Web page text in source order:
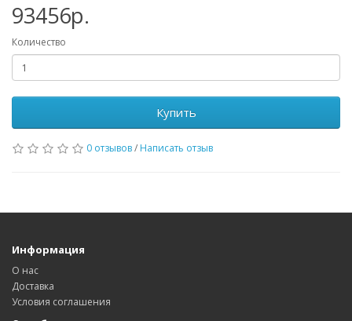
93456р.
Количество
Купить
0 отзывов/ Написать отзыв
Информация
О нас
Доставка
Условия соглашения